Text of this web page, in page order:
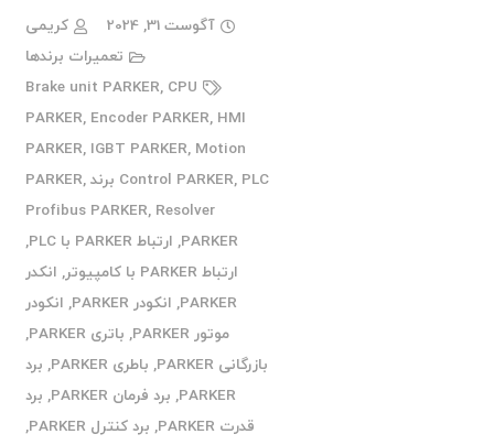
آگوست 31, 2024
کریمی
تعمیرات برندها
Brake unit PARKER, CPU
PARKER, Encoder PARKER, HMI
PARKER, IGBT PARKER, Motion
Control PARKER, PLC برند PARKER
,
Profibus PARKER, Resolver
PARKER
, ارتباط PARKER با PLC
,
ارتباط PARKER با کامپیوتر
, انکدر
PARKER
, انکودر PARKER , انکودر
موتور PARKER
, باتری PARKER
,
بازرگانی PARKER
, باطری PARKER , برد
PARKER
, برد فرمان PARKER , برد
قدرت PARKER
, برد کنترل PARKER
,